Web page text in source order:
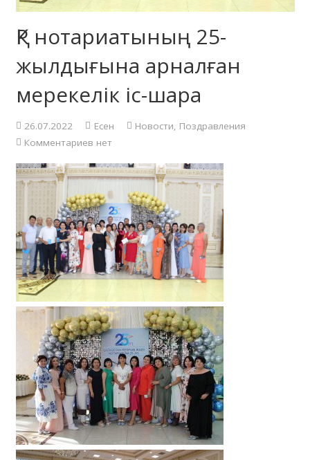
ҚР нотариатының 25-
жылдығына арналған
мерекелік іс-шара
26.07.2022 Есен Новости, Поздравления
Комментариев нет